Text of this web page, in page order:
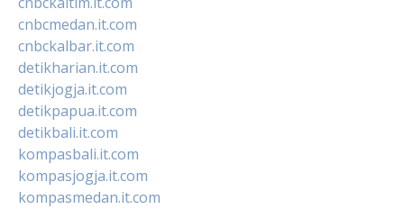
cnbcmedan.it.com
cnbckalbar.it.com
detikharian.it.com
detikjogja.it.com
detikpapua.it.com
detikbali.it.com
kompasbali.it.com
kompasjogja.it.com
kompasmedan.it.com